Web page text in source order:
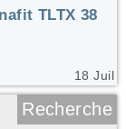
18 Juil
TLTX 38
Recherche